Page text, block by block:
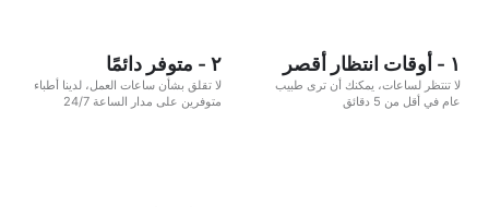
١ - أوقات انتظار أقصر
لا تنتظر لساعات، يمكنك أن ترى طبيب
عام في أقل من 5 دقائق
٢ - متوفر دائمًا
لا تقلق بشأن ساعات العمل، لدينا أطباء
متوفرين على مدار الساعة 24/7